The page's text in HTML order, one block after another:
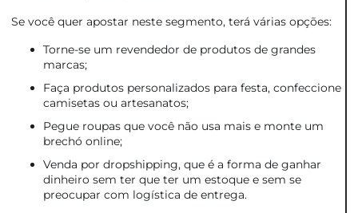
Se você quer apostar neste segmento, terá várias opções:
Torne-se um revendedor de produtos de grandes
marcas;
Faça produtos personalizados para festa, confeccione
camisetas ou artesanatos;
Pegue roupas que você não usa mais e monte um
brechó online;
Venda por dropshipping, que é a forma de ganhar
dinheiro sem ter que ter um estoque e sem se
preocupar com logística de entrega.